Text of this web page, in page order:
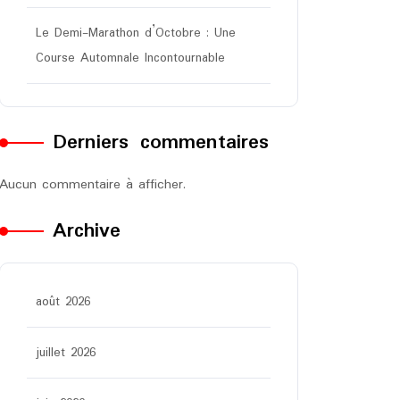
Le Demi-Marathon d’Octobre : Une
Course Automnale Incontournable
Derniers commentaires
Aucun commentaire à afficher.
Archive
août 2026
juillet 2026